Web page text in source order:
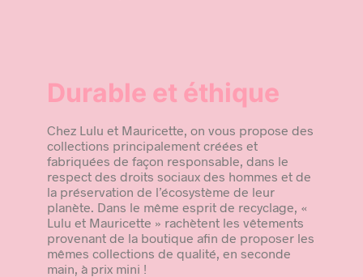
Durable et éthique
Chez Lulu et Mauricette, on vous propose des
collections principalement créées et
fabriquées de façon responsable, dans le
respect des droits sociaux des hommes et de
la préservation de l’écosystème de leur
planète. Dans le même esprit de recyclage, «
Lulu et Mauricette » rachètent les vêtements
provenant de la boutique afin de proposer les
mêmes collections de qualité, en seconde
main, à prix mini !